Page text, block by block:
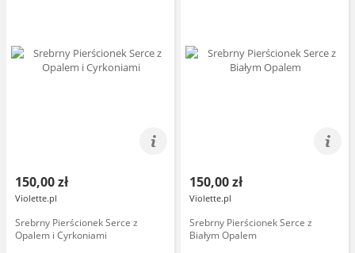
150,00 zł
Violette.pl
Srebrny Pierścionek Serce z
Opalem i Cyrkoniami
150,00 zł
Violette.pl
Srebrny Pierścionek Serce z
Białym Opalem